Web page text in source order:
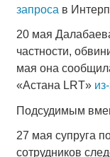
запроса в
20 мая
частности,
мая она
«Астана LRT»
Подсудимым
27 мая супруга
сотрудников